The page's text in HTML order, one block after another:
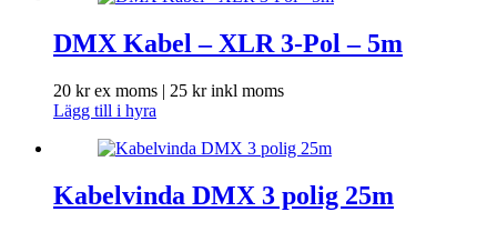
DMX Kabel – XLR 3-Pol – 5m
20 krex moms | 25 krinkl moms
Lägg till i hyra
Kabelvinda DMX 3 polig 25m